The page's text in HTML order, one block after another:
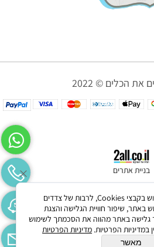
בניית אתרים
לידיעתך, באתרנו נעשה שימוש בקבצי Cookies, לרבות של צדדים
באתר, שיפור חוויית הגלישה והצגת
גלישה באתר מהווה את הסכמתך לשימוש
במדיניות הפרטיות. מדיניות הפרטיות
מאשר